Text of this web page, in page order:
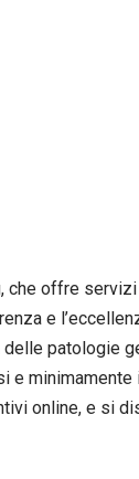
che offre
e
patologie
e minimamente
online, e si